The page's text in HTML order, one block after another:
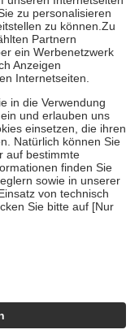
beträgt die
Euro je
eigene Gesundheit zu
zu unterstützen,
18. Lebensjahr
die von der
echte Bewertungen